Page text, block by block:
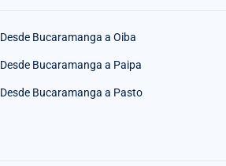
Desde Bucaramanga a Oiba
Desde Bucaramanga a Paipa
Desde Bucaramanga a Pasto